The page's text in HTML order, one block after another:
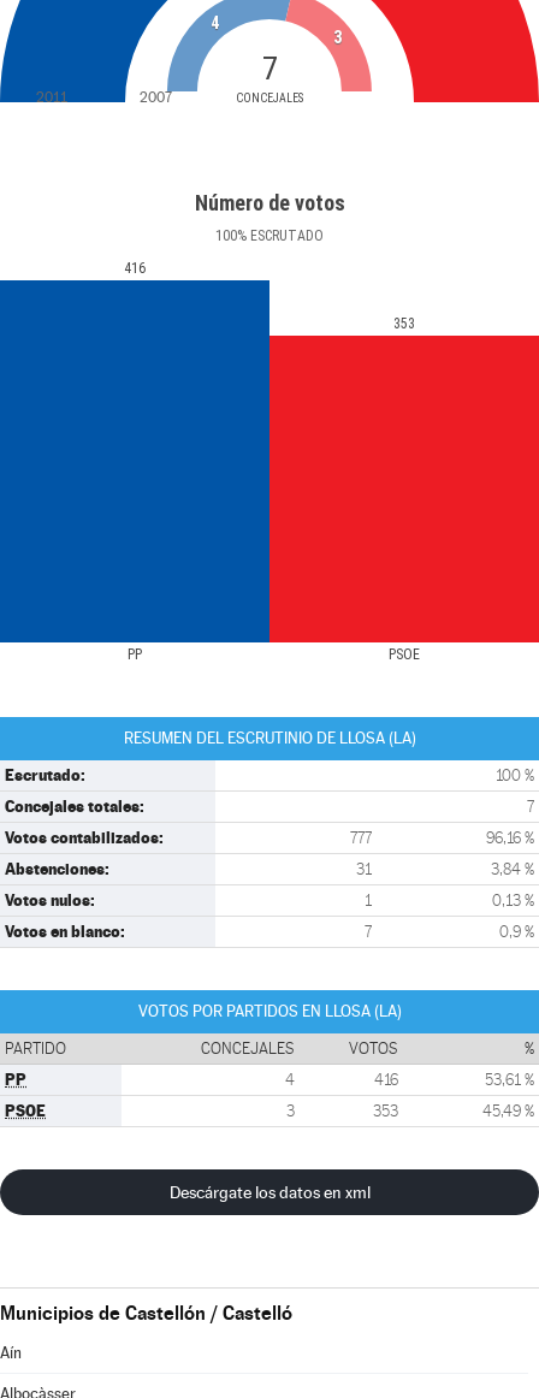
7
CONCEJALES
4
3
2011 2007
Número de votos
100% ESCRUTADO
PP PSOE
416
353
RESUMEN DEL ESCRUTINIO DE LLOSA (LA)
Escrutado: 100 %
Concejales totales: 7
Votos contabilizados: 777 96,16 %
Abstenciones: 31 3,84 %
Votos nulos: 1 0,13 %
Votos en blanco: 7 0,9 %
VOTOS POR PARTIDOS EN LLOSA (LA)
PARTIDO CONCEJALES VOTOS %
PP 4 416 53,61 %
PSOE 3 353 45,49 %
Descárgate los datos en xml
Municipios de Castellón / Castelló
Aín
Albocàsser